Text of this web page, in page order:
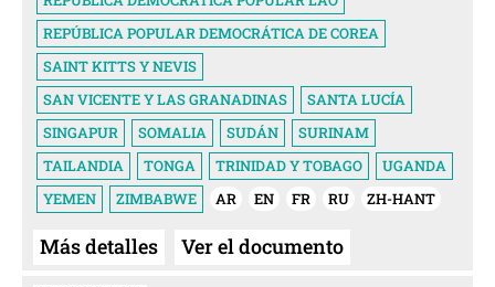
REPÚBLICA POPULAR DEMOCRÁTICA DE COREA
SAINT KITTS Y NEVIS
SAN VICENTE Y LAS GRANADINAS
SANTA LUCÍA
SINGAPUR
SOMALIA SUDÁN
SURINAM
TAILANDIA
TONGA TRINIDAD Y TOBAGO
UGANDA
YEMEN
ZIMBABWE AR EN FR RU ZH-HANT
Más detalles Ver el documento